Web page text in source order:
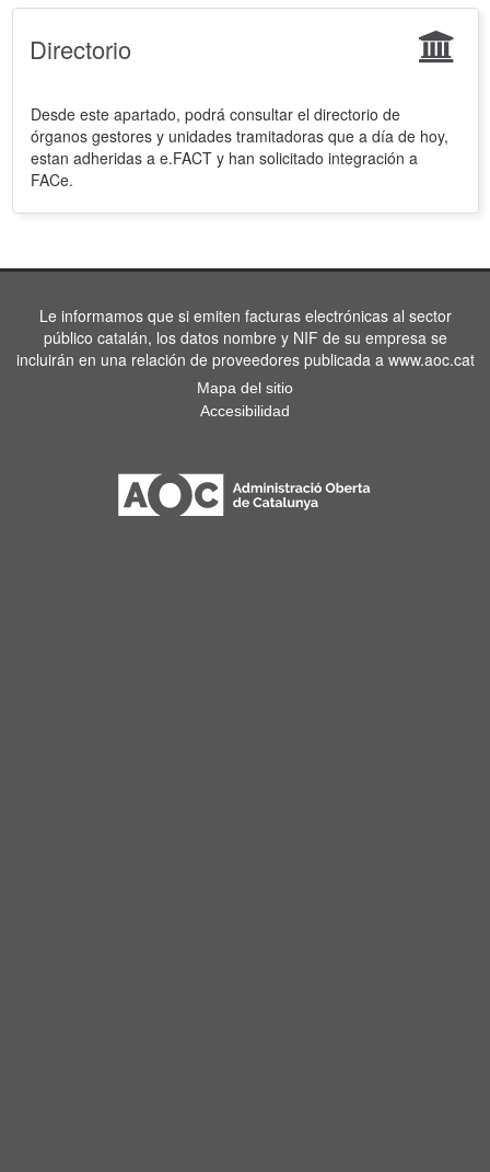
Directorio
Desde este apartado, podrá consultar el directorio de
órganos gestores y unidades tramitadoras que a día de hoy,
estan adheridas a e.FACT y han solicitado integración a
FACe.
Le informamos que si emiten facturas electrónicas al sector
público catalán, los datos nombre y NIF de su empresa se
incluirán en una relación de proveedores publicada a www.aoc.cat
Mapa del sitio
Accesibilidad